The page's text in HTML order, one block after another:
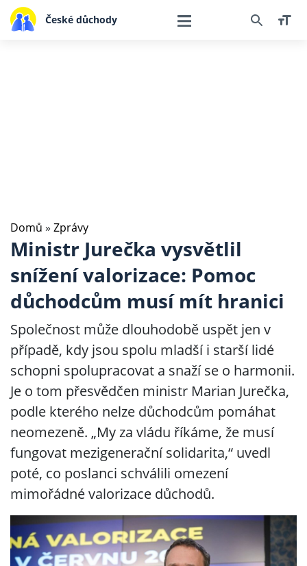
České důchody
Domů » Zprávy
Ministr Jurečka vysvětlil
snížení valorizace: Pomoc
důchodcům musí mít hranici
Společnost může dlouhodobě uspět jen v
případě, kdy jsou spolu mladší i starší lidé
schopni spolupracovat a snaží se o harmonii.
Je o tom přesvědčen ministr Marian Jurečka,
podle kterého nelze důchodcům pomáhat
neomezeně. „My za vládu říkáme, že musí
fungovat mezigenerační solidarita,“ uvedl
poté, co poslanci schválili omezení
mimořádné valorizace důchodů.